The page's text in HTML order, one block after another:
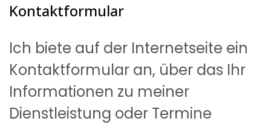
Kontaktformular
Ich biete auf der Internetseite ein
Kontaktformular an, über das Ihr
Informationen zu meiner
Dienstleistung oder Termine